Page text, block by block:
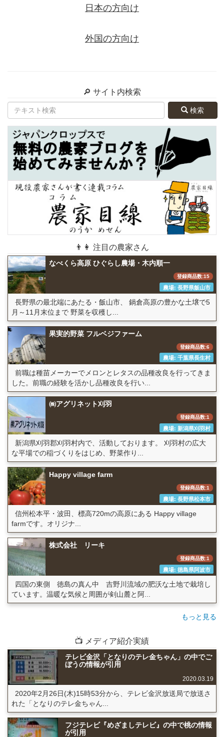
日本の方向け
外国の方向け
🔎 サイト内検索
検索
👨👩 注目の農家さん
なべくら高原 ひぐらし農場・木内順一
登録商品数:15
農場: 長野県飯山市
長野県の最北端にあたる・飯山市、 鍋倉高原の豊かな土壌で5
月～11月末位まで 野菜を収穫し...
果実的野菜 フルベジファーム
登録商品数:6
農場: 千葉県長生村
前職は種苗メーカーでメロンとレタスの品種改良を行ってきま
した。前職の経験を活かし品種改良を行い...
㈱アグリネット刈羽
登録商品数:1
農場: 新潟県刈羽村
新潟県刈羽郡刈羽村内で、活動しております。 刈羽村の広大
な平場での稲づくりをはじめ、野菜作り...
Happy village farm
登録商品数:1
農場: 長野県松本市
信州松本平・波田、標高720mの高原にある Happy village
farmです。オリジナ...
株式会社 リーキ
登録商品数:1
農場: 徳島県阿波市
四国の東側 徳島の真ん中 吉野川流域の肥沃な土地で栽培し
ています。温暖な気候と周囲が剣山麓と阿...
もっと見る
📺 メディア紹介実績
テレビ金沢「となりのテレ金ちゃん」の中でご
ぼうの情報が引用
2020.03.19
2020年2月26日(木)15時53分から、テレビ金沢放送局で放送さ
れた「となりのテレ金ちゃん...
フジテレビ『めざましテレビ』の中で桃の情報
が引用